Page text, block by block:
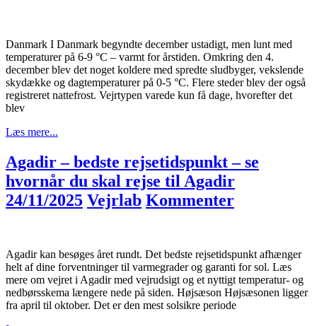
Danmark I Danmark begyndte december ustadigt, men lunt med
temperaturer på 6-9 °C – varmt for årstiden. Omkring den 4.
december blev det noget koldere med spredte sludbyger, vekslende
skydække og dagtemperaturer på 0-5 °C. Flere steder blev der også
registreret nattefrost. Vejrtypen varede kun få dage, hvorefter det
blev
Læs mere...
Agadir – bedste rejsetidspunkt – se
hvornår du skal rejse til Agadir
24/11/2025 Vejrlab Kommenter
Agadir kan besøges året rundt. Det bedste rejsetidspunkt afhænger
helt af dine forventninger til varmegrader og garanti for sol. Læs
mere om vejret i Agadir med vejrudsigt og et nyttigt temperatur- og
nedbørsskema længere nede på siden. Højsæson Højsæsonen ligger
fra april til oktober. Det er den mest solsikre periode